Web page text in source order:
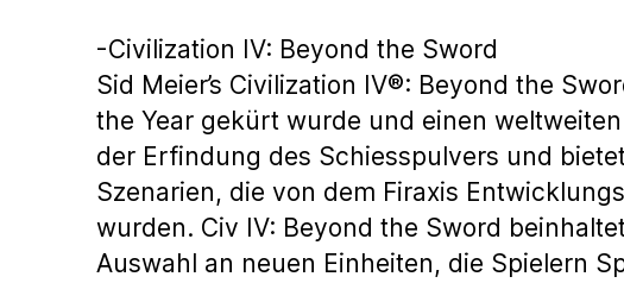
-Civilization IV: Beyond the Sword
Sid Meier’s Civilization IV®: Beyond the
the Year gekürt wurde und einen
der Erfindung des Schiesspulvers und
Szenarien, die von dem Firaxis
wurden. Civ IV: Beyond the Sword
Auswahl an neuen Einheiten, die Spielern